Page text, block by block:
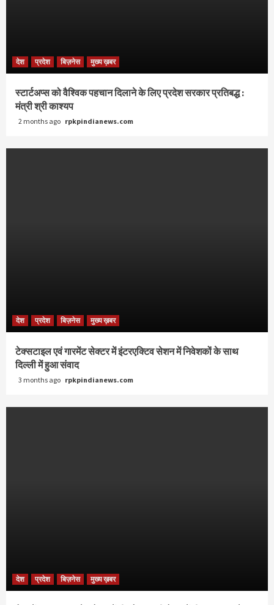
देश प्रदेश बिज़नेस मुख्य ख़बर
स्टार्टअप्स को वैश्विक पहचान दिलाने के लिए प्रदेश सरकार प्रतिबद्ध :
मंत्री श्री काश्यप
2 months ago rpkpindianews.com
देश प्रदेश बिज़नेस मुख्य ख़बर
टेक्सटाइल एवं गारमेंट सेक्टर में इंटरएक्टिव सेशन में निवेशकों के साथ
दिल्ली में हुआ संवाद
3 months ago rpkpindianews.com
देश प्रदेश बिज़नेस मुख्य ख़बर